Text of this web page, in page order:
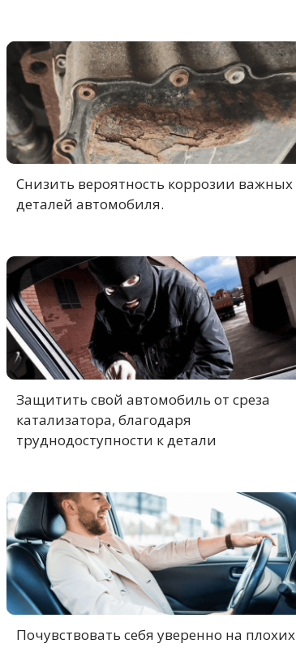
Снизить вероятность коррозии важных
деталей автомобиля.
Защитить свой автомобиль от среза
катализатора, благодаря
труднодоступности к детали
Почувствовать себя уверенно на плохих